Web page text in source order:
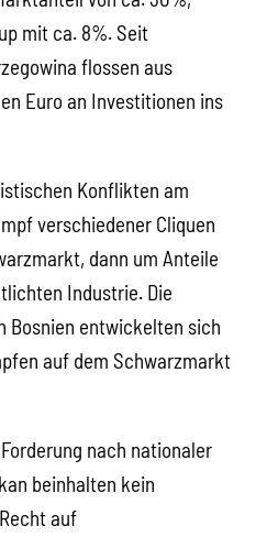
mit ca. 8%. Seit
flossen aus
Euro an Investitionen ins
Konflikten am
verschiedener Cliquen
dann um Anteile
Industrie. Die
Bosnien entwickelten sich
auf dem Schwarzmarkt
nach nationaler
beinhalten kein
auf